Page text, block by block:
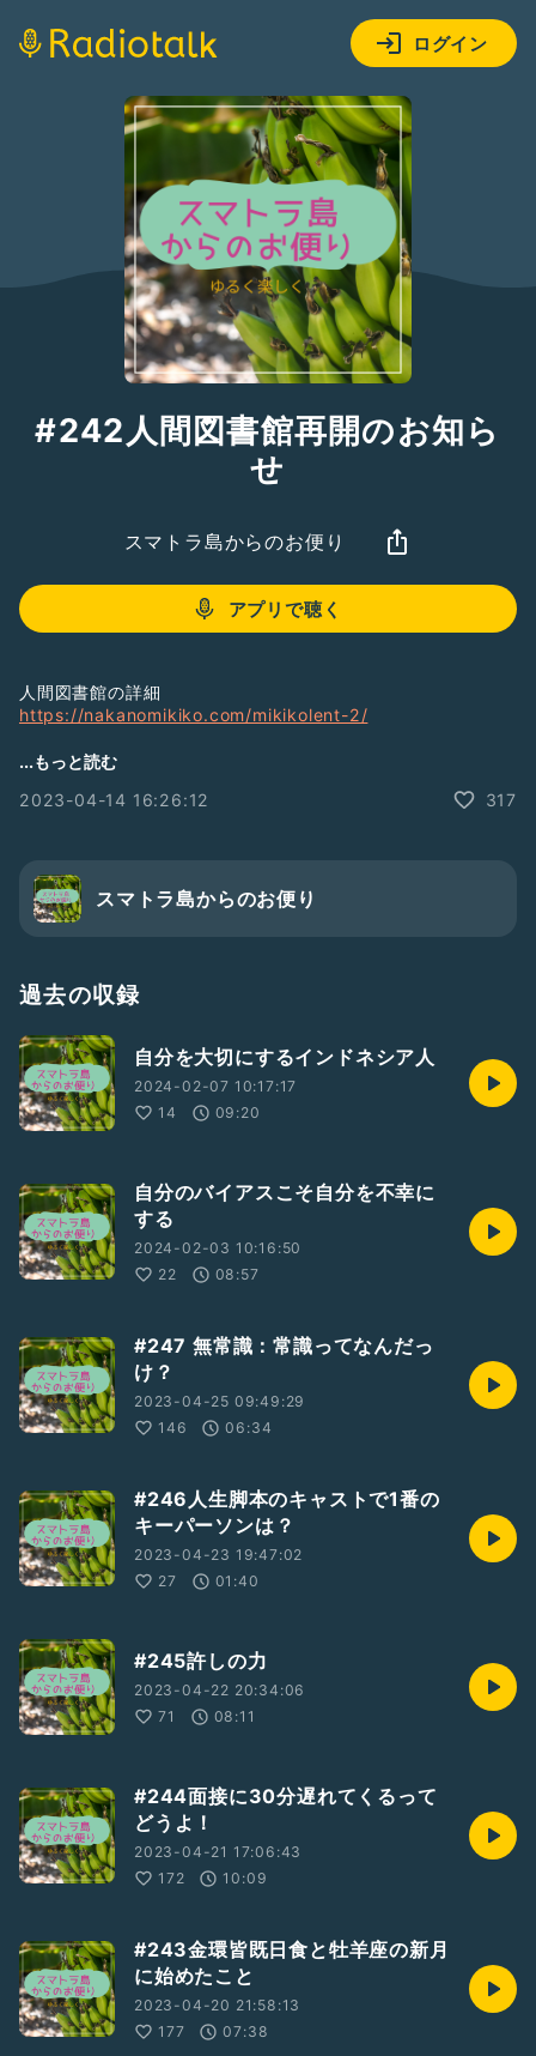
ログイン
#242人間図書館再開のお知ら
せ
スマトラ島からのお便り
アプリで聴く
人間図書館の詳細
https://nakanomikiko.com/mikikolent-2/
2014年から運営している大人の秘密基地「大人の自由研究」
ラジオへの感想・質問はこちらからも受け付けています
https://forms.gle/NCk4t5GTSLbW1bfZ9
...もっと読む
2023-04-14 16:26:12
317
スマトラ島からのお便り
過去の収録
自分を大切にするインドネシア人
2024-02-07 10:17:17
14
09:20
自分のバイアスこそ自分を不幸に
する
2024-02-03 10:16:50
22
08:57
#247 無常識：常識ってなんだっ
け？
2023-04-25 09:49:29
146
06:34
#246人生脚本のキャストで1番の
キーパーソンは？
2023-04-23 19:47:02
27
01:40
#245許しの力
2023-04-22 20:34:06
71
08:11
#244面接に30分遅れてくるって
どうよ！
2023-04-21 17:06:43
172
10:09
#243金環皆既日食と牡羊座の新月
に始めたこと
2023-04-20 21:58:13
177
07:38